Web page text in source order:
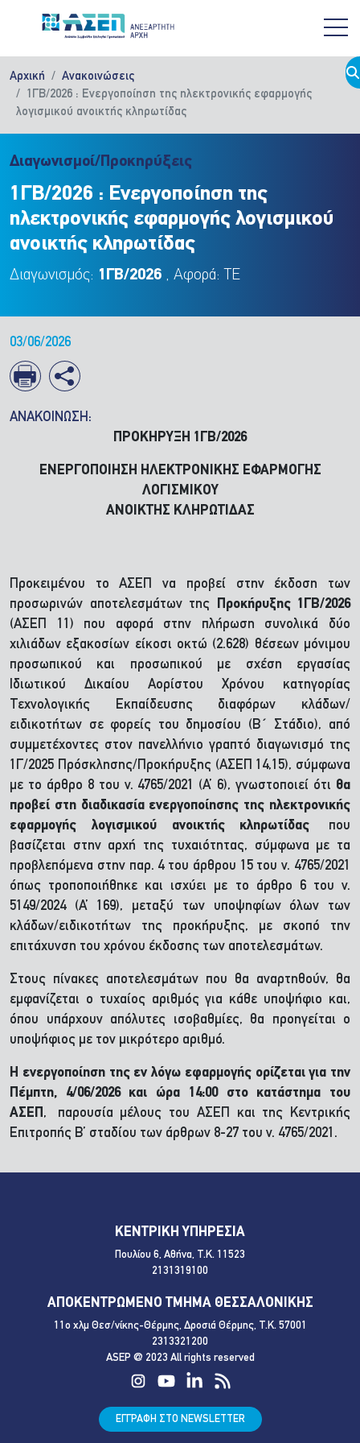
Αρχική
Ανακοινώσεις
1ΓΒ/2026 : Ενεργοποίηση της ηλεκτρονικής εφαρμογής
λογισμικού ανοικτής κληρωτίδας
Διαγωνισμοί/Προκηρύξεις
1ΓΒ/2026 : Ενεργοποίηση της
ηλεκτρονικής εφαρμογής λογισμικού
ανοικτής κληρωτίδας
Διαγωνισμός: 1ΓΒ/2026 , Αφορά: ΤΕ
03/06/2026
ΑΝΑΚΟΙΝΩΣΗ:
ΠΡΟΚΗΡΥΞΗ 1ΓΒ/2026
ΕΝΕΡΓΟΠΟΙΗΣΗ ΗΛΕΚΤΡΟΝΙΚΗΣ ΕΦΑΡΜΟΓΗΣ
ΛΟΓΙΣΜΙΚΟΥ
ΑΝΟΙΚΤΗΣ ΚΛΗΡΩΤΙΔΑΣ
Προκειμένου το ΑΣΕΠ να προβεί στην έκδοση των
προσωρινών αποτελεσμάτων της
Προκήρυξης 1ΓΒ/2026
(ΑΣΕΠ 11) που αφορά στην πλήρωση συνολικά δύο
χιλιάδων εξακοσίων είκοσι οκτώ (2.628) θέσεων μόνιμου
προσωπικού και προσωπικού με σχέση εργασίας
Ιδιωτικού Δικαίου Αορίστου Χρόνου κατηγορίας
Τεχνολογικής Εκπαίδευσης διαφόρων κλάδων/
ειδικοτήτων σε φορείς του δημοσίου (Β΄ Στάδιο), από
συμμετέχοντες στον πανελλήνιο γραπτό διαγωνισμό της
1Γ/2025 Πρόσκλησης/Προκήρυξης (ΑΣΕΠ 14,15), σύμφωνα
με το άρθρο 8 του ν. 4765/2021 (Α’ 6), γνωστοποιεί ότι θα
προβεί στη διαδικασία ενεργοποίησης της ηλεκτρονικής
εφαρμογής λογισμικού ανοικτής κληρωτίδας που
βασίζεται στην αρχή της τυχαιότητας, σύμφωνα με τα
προβλεπόμενα στην παρ. 4 του άρθρου 15 του ν. 4765/2021
όπως τροποποιήθηκε και ισχύει με το άρθρο 6 του ν.
5149/2024 (Α’ 169), μεταξύ των υποψηφίων όλων των
κλάδων/ειδικοτήτων της προκήρυξης, με σκοπό την
επιτάχυνση του χρόνου έκδοσης των αποτελεσμάτων.
Στους πίνακες αποτελεσμάτων που θα αναρτηθούν, θα
εμφανίζεται ο τυχαίος αριθμός για κάθε υποψήφιο και,
όπου υπάρχουν απόλυτες ισοβαθμίες, θα προηγείται ο
υποψήφιος με τον μικρότερο αριθμό.
Η ενεργοποίηση της εν λόγω εφαρμογής ορίζεται για την
Πέμπτη, 4/06/2026 και ώρα 14:00
στο κατάστημα του
ΑΣΕΠ ,
παρουσία μέλους του ΑΣΕΠ και της Κεντρικής
Επιτροπής Β’ σταδίου των άρθρων 8-27 του ν. 4765/2021.
ΚΕΝΤΡΙΚΗ ΥΠΗΡΕΣΙΑ
Πουλίου 6, Αθήνα, Τ.Κ. 11523
2131319100
ΑΠΟΚΕΝΤΡΩΜΕΝΟ ΤΜΗΜΑ ΘΕΣΣΑΛΟΝΙΚΗΣ
11ο χλμ Θεσ/νίκης-Θέρμης, Δροσιά Θέρμης, Τ.Κ. 57001
2313321200
ASEP @ 2023 All rights reserved
ΕΓΓΡΑΦΗ ΣΤΟ NEWSLETTER